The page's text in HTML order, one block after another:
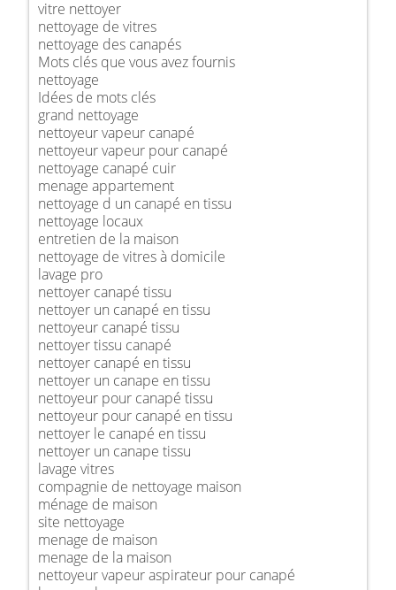
vitre nettoyer
nettoyage de vitres
nettoyage des canapés
Mots clés que vous avez fournis
nettoyage
Idées de mots clés
grand nettoyage
nettoyeur vapeur canapé
nettoyeur vapeur pour canapé
nettoyage canapé cuir
menage appartement
nettoyage d un canapé en tissu
nettoyage locaux
entretien de la maison
nettoyage de vitres à domicile
lavage pro
nettoyer canapé tissu
nettoyer un canapé en tissu
nettoyeur canapé tissu
nettoyer tissu canapé
nettoyer canapé en tissu
nettoyer un canape en tissu
nettoyeur pour canapé tissu
nettoyeur pour canapé en tissu
nettoyer le canapé en tissu
nettoyer un canape tissu
lavage vitres
compagnie de nettoyage maison
ménage de maison
site nettoyage
menage de maison
menage de la maison
nettoyeur vapeur aspirateur pour canapé